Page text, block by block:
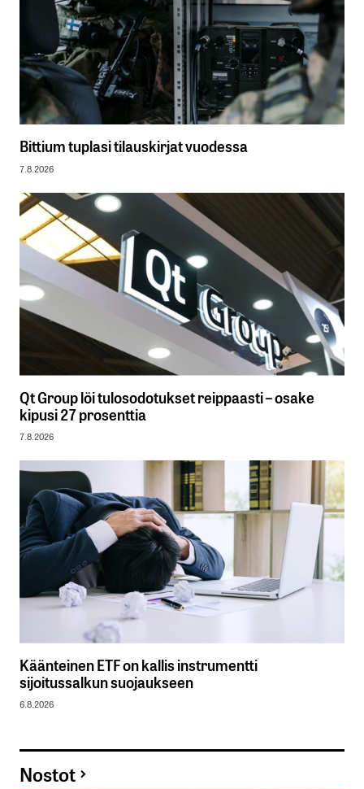
Bittium tuplasi tilauskirjat vuodessa
7.8.2026
Qt Group löi tulosodotukset reippaasti – osake
kipusi 27 prosenttia
7.8.2026
Käänteinen ETF on kallis instrumentti
sijoitussalkun suojaukseen
6.8.2026
Nostot